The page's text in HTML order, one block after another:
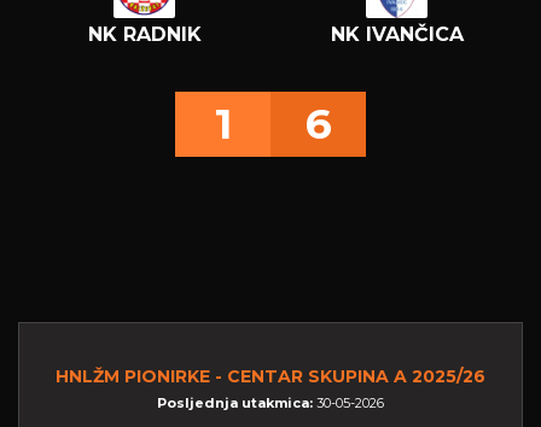
NK RADNIK NK IVANČICA
1 6
HNLŽM PIONIRKE - CENTAR SKUPINA A 2025/26
Posljednja utakmica: 30-05-2026